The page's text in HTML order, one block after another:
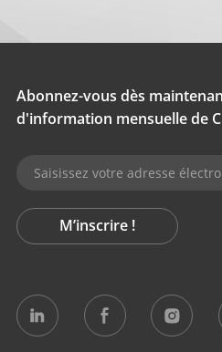
Abonnez-vous dès
d'information mensuelle de
M’inscrire !